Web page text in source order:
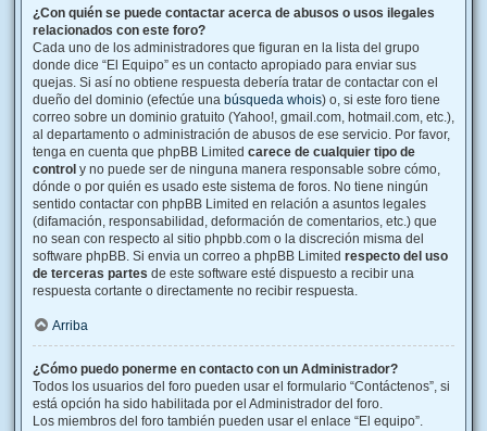
¿Con quién se puede contactar acerca de abusos o usos ilegales
relacionados con este foro?
Cada uno de los administradores que figuran en la lista del grupo
donde dice “El Equipo” es un contacto apropiado para enviar sus
quejas. Si así no obtiene respuesta debería tratar de contactar con el
dueño del dominio (efectúe una búsqueda whois) o, si este foro tiene
correo sobre un dominio gratuito (Yahoo!, gmail.com, hotmail.com, etc.),
al departamento o administración de abusos de ese servicio. Por favor,
tenga en cuenta que phpBB Limited carece de cualquier tipo de
control y no puede ser de ninguna manera responsable sobre cómo,
dónde o por quién es usado este sistema de foros. No tiene ningún
sentido contactar con phpBB Limited en relación a asuntos legales
(difamación, responsabilidad, deformación de comentarios, etc.) que
no sean con respecto al sitio phpbb.com o la discreción misma del
software phpBB. Si envia un correo a phpBB Limited respecto del uso
de terceras partes de este software esté dispuesto a recibir una
respuesta cortante o directamente no recibir respuesta.
Arriba
¿Cómo puedo ponerme en contacto con un Administrador?
Todos los usuarios del foro pueden usar el formulario “Contáctenos”, si
está opción ha sido habilitada por el Administrador del foro.
Los miembros del foro también pueden usar el enlace “El equipo”.